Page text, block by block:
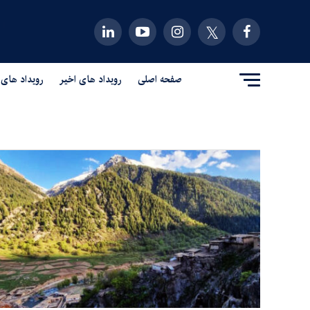
صفحه اصلی رویداد های اخیر رویداد